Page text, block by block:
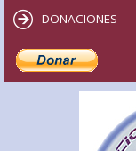
DONACIONES